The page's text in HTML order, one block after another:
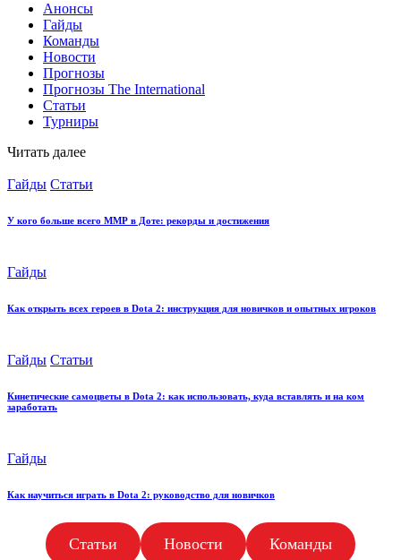
Анонсы
Гайды
Команды
Новости
Прогнозы
Прогнозы The International
Статьи
Турниры
Читать далее
Posted
Гайды Статьи
У кого больше всего ММР в Доте: рекорды и достижения
Posted
Гайды
Как открыть всех героев в Dota 2: инструкция для новичков и опытных игроков
Posted
Гайды Статьи
Кинетические самоцветы в Dota 2: как использовать, куда вставлять и на ком
заработать
Posted
Гайды
Как научиться играть в Dota 2: руководство для новичков
Статьи Новости Команды